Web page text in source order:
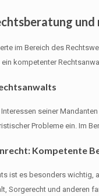
im Bereich des
kompetenter
seiner
Probleme ein. Im
Kompetente
ist es besonders wichtig,
Sorgerecht und anderen